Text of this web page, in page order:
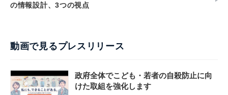
の情報設計、3つの視点
動画で見るプレスリリース
政府全体でこども・若者の自殺防止に向
けた取組を強化します